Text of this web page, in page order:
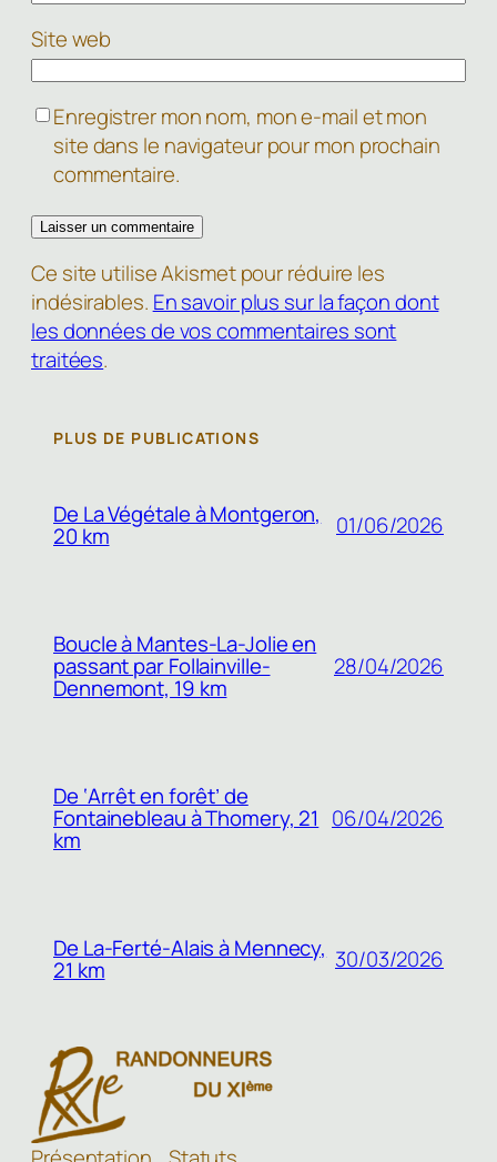
Site web
Enregistrer mon nom, mon e-mail et mon
site dans le navigateur pour mon prochain
commentaire.
Ce site utilise Akismet pour réduire les
indésirables. En savoir plus sur la façon dont
les données de vos commentaires sont
traitées.
PLUS DE PUBLICATIONS
De La Végétale à Montgeron,
20 km 01/06/2026
Boucle à Mantes-La-Jolie en
passant par Follainville-
Dennemont, 19 km
28/04/2026
De ‘Arrêt en forêt’ de
Fontainebleau à Thomery, 21
km
06/04/2026
De La-Ferté-Alais à Mennecy,
21 km 30/03/2026